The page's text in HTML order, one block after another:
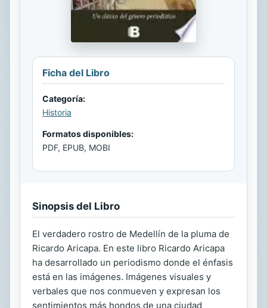
Ficha del Libro
Categoría:
Historia
Formatos disponibles:
PDF, EPUB, MOBI
Sinopsis del Libro
El verdadero rostro de Medellín de la pluma de
Ricardo Aricapa. En este libro Ricardo Aricapa
ha desarrollado un periodismo donde el énfasis
está en las imágenes. Imágenes visuales y
verbales que nos conmueven y expresan los
sentimientos más hondos de una ciudad